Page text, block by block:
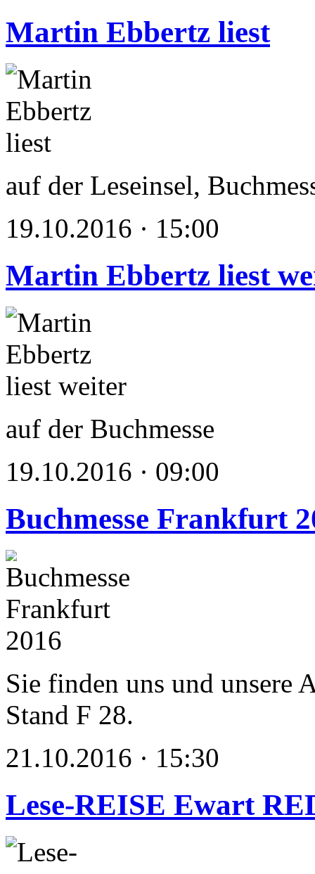
Martin Ebbertz liest
auf der Leseinsel,
19.10.2016 · 15:00
Martin Ebbertz liest
auf der Buchmesse
19.10.2016 · 09:00
Buchmesse Frankfurt
Sie finden uns und unsere
Stand F 28.
21.10.2016 · 15:30
Lese-REISE Ewart